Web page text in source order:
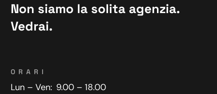
Non siamo la solita agenzia.
Vedrai.
ORARI
Lun – Ven: 9.00 – 18.00